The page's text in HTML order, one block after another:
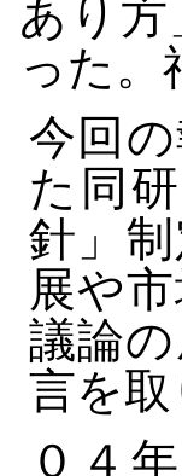
あり
った。
今回
た同
針」
展や
議論
言を
０４